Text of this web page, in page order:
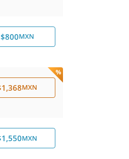
$800MXN
MXN
MXN